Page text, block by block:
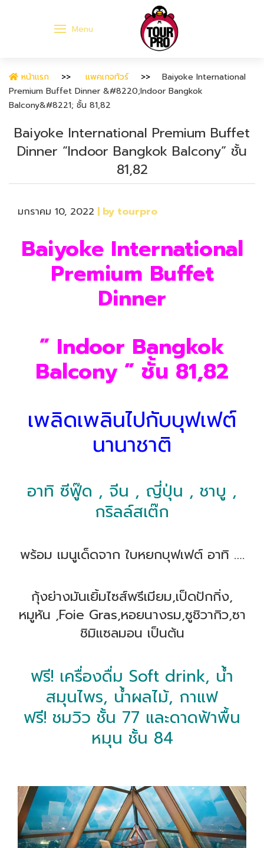
Menu
หน้าแรก แพคเกจทัวร์
Baiyoke International
Premium Buffet Dinner &#8220;Indoor Bangkok
Balcony&#8221; ชั้น 81,82
Baiyoke International Premium Buffet
Dinner “Indoor Bangkok Balcony” ชั้น
81,82
มกราคม 10, 2022 | by tourpro
Baiyoke International
Premium Buffet
Dinner
” Indoor Bangkok
Balcony ” ชั้น 81,82
เพลิดเพลินไปกับบุฟเฟต์
นานาชาติ
อาทิ ซีฟู๊ด , จีน , ญี่ปุ่น , ชาบู ,
กริลล์สเต๊ก
พร้อม เมนูเด็ดจาก ใบหยกบุฟเฟต์ อาทิ ….
กุ้งย่างมันเยิ้มไซส์พรีเมียม,เป็ดปักกิ่ง,
หมูหัน ,Foie Gras,หอยนางรม,ซูชิวากิว,ซา
ชิมิแซลมอน เป็นต้น
ฟรี! เครื่องดื่ม Soft drink, น้ำ
สมุนไพร, น้ำผลไม้, กาแฟ
ฟรี! ชมวิว ชั้น 77 และดาดฟ้าพื้น
หมุน ชั้น 84